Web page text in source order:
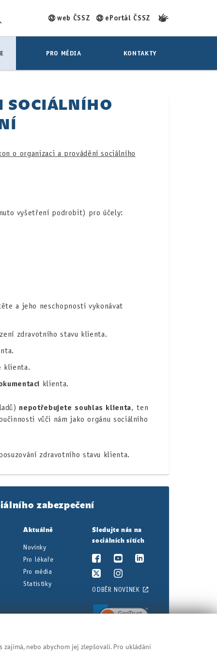
web ČSSZ ePortál ČSSZ
PRO MÉDIA KONTAKTY
SOCIÁLNÍHO
o organizaci a provádění sociálního
vyšetření podrobit) pro účely:
a jeho neschopnosti vykonávat
zdravotního stavu klienta.
klienta.
klienta.
nepotřebujete souhlas klienta, ten
vůči nám jako orgánu sociálního
zdravotního stavu klienta.
zabezpečení
Aktuálně
Novinky
Pro lékaře
Pro média
Statistiky
Sledujte nás na
sociálních sítích
ODBĚR NOVINEK
najdete v právních předpisech.
zajímá, nebo abychom jej zlepšovali. Pro ukládání